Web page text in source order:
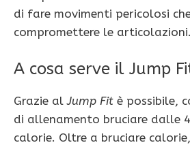
di fare movimenti pericolosi
compromettere le articolazioni.
A cosa serve il Jump
Grazie alJump Fit è possibile,
di allenamento bruciare dalle
calorie. Oltre a bruciare